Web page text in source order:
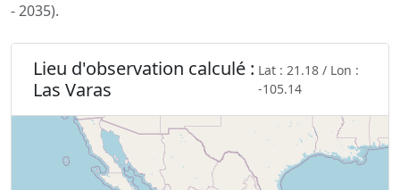
- 2035).
Lieu d'observation calculé :
Las Varas
Lat : 21.18 / Lon :
-105.14